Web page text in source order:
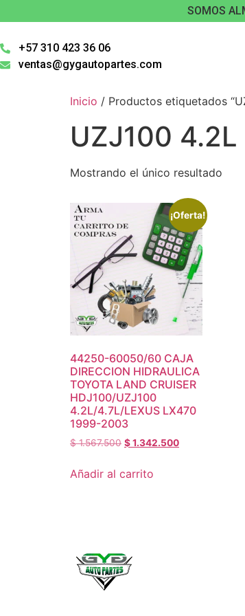
SOMOS
+57 310 423 36 06
ventas@gygautopartes.com
Inicio / Productos etiquetados
UZJ100 4.2L
Mostrando el único resultado
¡Oferta!
44250-60050/60 CAJA
DIRECCION HIDRAULICA
TOYOTA LAND CRUISER
HDJ100/UZJ100
4.2L/4.7L/LEXUS LX470
1999-2003
$1.567.500 $1.342.500
Añadir al carrito